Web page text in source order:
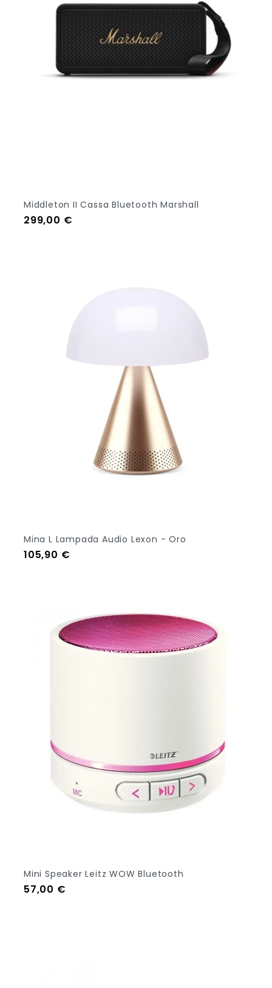
Middleton II Cassa Bluetooth Marshall
Prezzo
299,00 €
Mina L Lampada Audio Lexon - Oro
Prezzo
105,90 €
Mini Speaker Leitz WOW Bluetooth
Prezzo
57,00 €